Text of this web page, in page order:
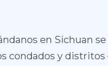
en Sichuan
condados y